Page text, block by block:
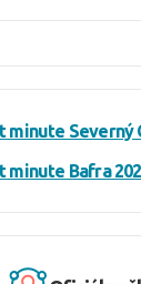
minute Severný
minute Bafra